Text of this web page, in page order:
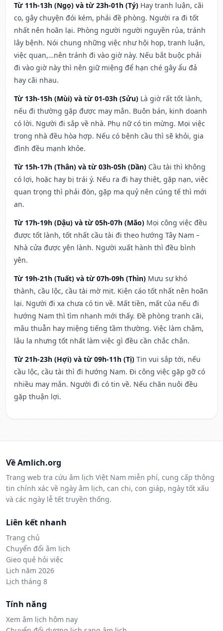
Từ 11h-13h (Ngọ) và từ 23h-01h (Tý) Hay tranh luận, cãi
cọ, gây chuyện đói kém, phải đề phòng. Người ra đi tốt
nhất nên hoãn lại. Phòng người người nguyền rủa, tránh
lây bệnh. Nói chung những việc như hội họp, tranh luận,
việc quan,…nên tránh đi vào giờ này. Nếu bắt buộc phải
đi vào giờ này thì nên giữ miệng để hạn ché gây ẩu đả
hay cãi nhau.
Từ 13h-15h (Mùi) và từ 01-03h (Sửu) Là giờ rất tốt lành,
nếu đi thường gặp được may mắn. Buôn bán, kinh doanh
có lời. Người đi sắp về nhà. Phụ nữ có tin mừng. Mọi việc
trong nhà đều hòa hợp. Nếu có bệnh cầu thì sẽ khỏi, gia
đình đều mạnh khỏe.
Từ 15h-17h (Thân) và từ 03h-05h (Dần) Cầu tài thì không
có lợi, hoặc hay bị trái ý. Nếu ra đi hay thiệt, gặp nạn, việc
quan trọng thì phải đòn, gặp ma quỷ nên cúng tế thì mới
an.
Từ 17h-19h (Dậu) và từ 05h-07h (Mão) Mọi công việc đều
được tốt lành, tốt nhất cầu tài đi theo hướng Tây Nam –
Nhà cửa được yên lành. Người xuất hành thì đều bình
yên.
Từ 19h-21h (Tuất) và từ 07h-09h (Thìn) Mưu sự khó
thành, cầu lộc, cầu tài mờ mịt. Kiện cáo tốt nhất nên hoãn
lại. Người đi xa chưa có tin về. Mất tiền, mất của nếu đi
hướng Nam thì tìm nhanh mới thấy. Đề phòng tranh cãi,
mâu thuẫn hay miệng tiếng tầm thường. Việc làm chậm,
lâu la nhưng tốt nhất làm việc gì đều cần chắc chắn.
Từ 21h-23h (Hợi) và từ 09h-11h (Tị) Tin vui sắp tới, nếu
cầu lộc, cầu tài thì đi hướng Nam. Đi công việc gặp gỡ có
nhiều may mắn. Người đi có tin về. Nếu chăn nuôi đều
gặp thuận lợi.
Về Amlich.org
Trang web tra cứu âm lịch Việt Nam miễn phí, cung cấp thông
tin chính xác về ngày âm lịch, can chi, con giáp, ngày tốt xấu
và các ngày lễ tết truyền thống.
Liên kết nhanh
Trang chủ
Chuyển đổi âm lịch
Gieo quẻ hỏi việc
Lịch năm 2026
Lịch tháng 8
Tính năng
Xem âm lịch hôm nay